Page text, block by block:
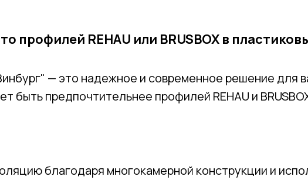
профилей REHAU или BRUSBOX в
— это надежное и современное решение для
быть предпочтительнее профилей REHAU и
благодаря многокамерной конструкции и